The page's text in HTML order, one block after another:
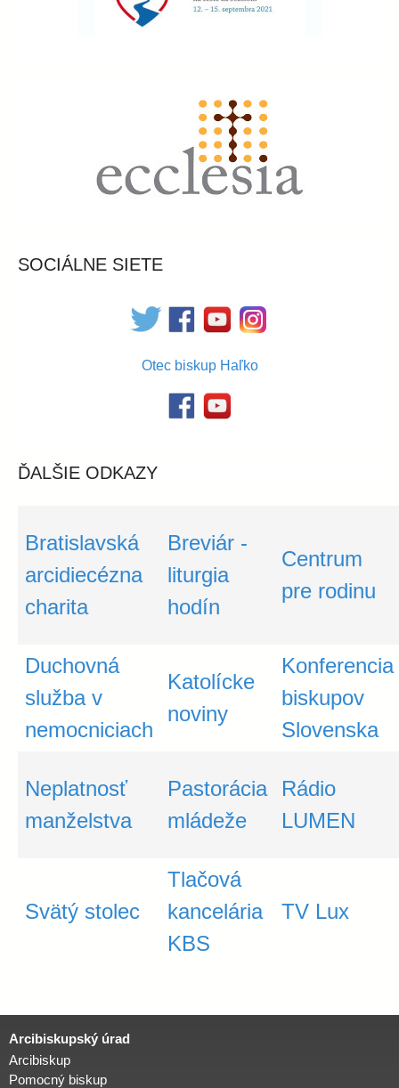
SOCIÁLNE SIETE
Otec biskup Haľko
ĎALŠIE ODKAZY
Bratislavská
arcidiecézna
charita
Breviár -
liturgia
hodín
Centrum
pre rodinu
Duchovná
služba v
nemocniciach
Katolícke
noviny
Konferencia
biskupov
Slovenska
Neplatnosť
manželstva
Pastorácia
mládeže
Rádio
LUMEN
Svätý stolec
Tlačová
kancelária
KBS
TV Lux
Arcibiskupský úrad
Arcibiskup
Pomocný biskup